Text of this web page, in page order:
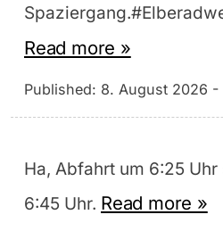
Read more »
Published: 8. August 2026 -
Ha, Abfahrt um 6:25
6:45 Uhr. Read more »